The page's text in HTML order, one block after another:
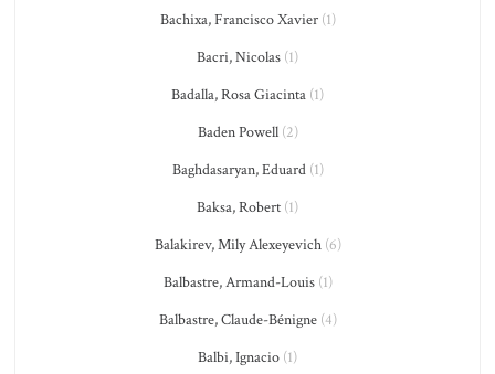
Bachixa, Francisco Xavier(1)
Bacri, Nicolas (1)
Badalla, Rosa Giacinta (1)
Baden Powell(2)
Baghdasaryan, Eduard(1)
Baksa, Robert (1)
Balakirev, Mily Alexeyevich(6)
Balbastre, Armand-Louis(1)
Balbastre, Claude-Bénigne(4)
Balbi, Ignacio (1)